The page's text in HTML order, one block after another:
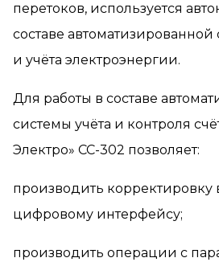
перетоков, используется
составе
и учёта электроэнергии.
Для работы в составе
системы учёта и контроля
Электро» СС-302 позволяет:
производить
цифровому интерфейсу;
производить операции с